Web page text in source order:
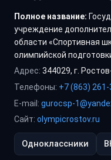
Полное название:
учреждение
области «Спортивная
олимпийской
Адрес: 344029, г.
Телефоны: +7 (863)
E-mail: gurocsp-
Сайт: olympicrostov.ru
Одноклассники